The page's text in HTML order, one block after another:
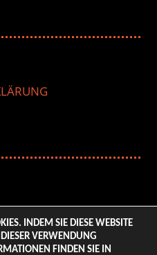
– Life & Style Magazine.
INDEM SIE DIESE WEBSITE
VERWENDUNG
FINDEN SIE IN